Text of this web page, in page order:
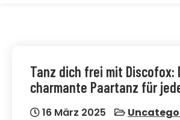
Tanz dich frei mit Discofox:
charmante Paartanz für
16 März 2025